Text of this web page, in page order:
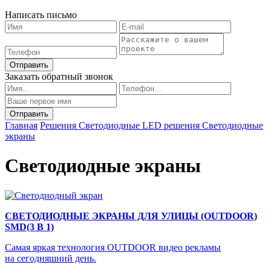
Написать письмо
Отправить
Заказать обратный звонок
Главная Решения Светодиодные LED решения Светодиодные
экраны
Светодиодные экраны
СВЕТОДИОДНЫЕ ЭКРАНЫ ДЛЯ УЛИЦЫ (OUTDOOR)
SMD(3 В 1)
Самая яркая технология OUTDOOR видео рекламы
на сегодняшний день.